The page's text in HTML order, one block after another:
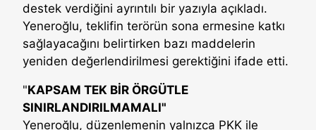
destek verdiğini ayrıntılı bir yazıyla açıkladı.
Yeneroğlu, teklifin terörün sona ermesine katkı
sağlayacağını belirtirken bazı maddelerin
yeniden değerlendirilmesi gerektiğini ifade etti.
"KAPSAM TEK BİR ÖRGÜTLE
SINIRLANDIRILMAMALI"
Yeneroğlu, düzenlemenin yalnızca PKK ile